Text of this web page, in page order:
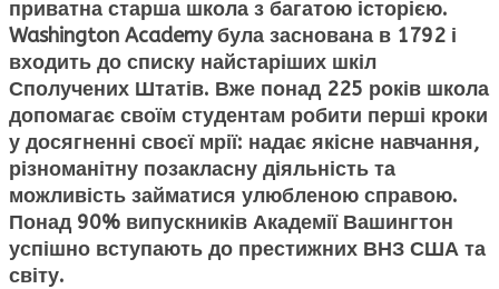
приватна старша школа з багатою історією.
Washington Academy була заснована в 1792 і
входить до списку найстаріших шкіл
Сполучених Штатів. Вже понад 225 років школа
допомагає своїм студентам робити перші кроки
у досягненні своєї мрії: надає якісне навчання,
різноманітну позакласну діяльність та
можливість займатися улюбленою справою.
Понад 90% випускників Академії Вашингтон
успішно вступають до престижних ВНЗ США та
світу.